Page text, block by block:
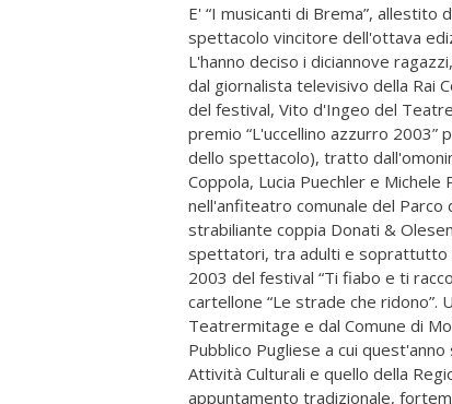
E' “I musicanti di Brema”, allestito
spettacolo vincitore dell'ottava
L'hanno deciso i diciannove
dal giornalista televisivo della Rai
del festival, Vito d'Ingeo del
premio “L'uccellino azzurro 2003”
dello spettacolo), tratto
Coppola, Lucia Puechler e Michele
nell'anfiteatro comunale del
strabiliante coppia Donati &
spettatori, tra adulti e soprattutto
2003 del festival “Ti fiabo e ti
cartellone “Le strade che ridono”.
Teatrermitage e dal Comune di
Pubblico Pugliese a cui
Attività Culturali e quello della
appuntamento tradizionale,